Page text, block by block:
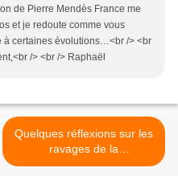
de Pierre Mendès France me
et je redoute comme vous
à certaines évolutions…<br /> <br
/> <br /> Raphaël
Quelques réflexions sur les
ravages de la
communication... >